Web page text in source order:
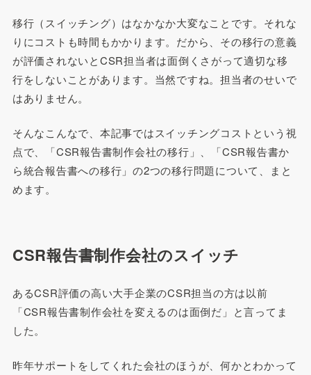
移行（スイッチング）はなかなか大変なことです。それな
りにコストも時間もかかります。だから、その移行の意義
が評価されないとCSR担当者は面倒くさがって適切な移
行をしないことがあります。当然ですね。担当者のせいで
はありません。
そんなこんなで、本記事ではスイッチングコストという視
点で、「CSR報告書制作会社の移行」、「CSR報告書か
ら統合報告書への移行」の2つの移行問題について、まと
めます。
CSR報告書制作会社のスイッチ
あるCSR評価の高い大手企業のCSR担当の方は以前
「CSR報告書制作会社を変えるのは面倒だ」と言ってま
した。
昨年サポートをしてくれた会社のほうが、何かとわかって